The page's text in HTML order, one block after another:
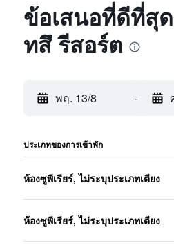
ข้อเสนอที่ดีที่สุ
ทสึ รีสอร์ต
พฤ. 13/8 -
ประเภทของการเข้าพัก
ห้องซูพีเรียร์, ไม่ระบุประเภทเตียง
ห้องซูพีเรียร์, ไม่ระบุประเภทเตียง